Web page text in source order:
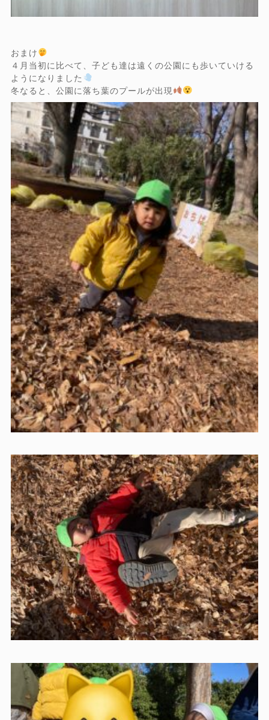
おまけ
４月当初に比べて、子ども達は遠くの公園にも歩いていける
ようになりました
冬なると、公園に落ち葉のプールが出現